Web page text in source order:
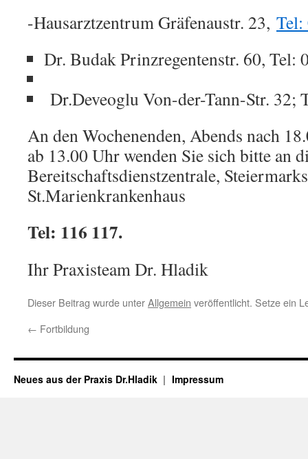
-Hausarztzentrum Gräfenaustr. 23, Tel:
Dr. Budak Prinzregentenstr. 60, Tel:
Dr.Deveoglu Von-der-Tann-Str. 32;
An den Wochenenden, Abends nach
ab 13.00 Uhr wenden Sie sich bitte an
Bereitschaftsdienstzentrale,
St.Marienkrankenhaus
Tel: 116 117.
Ihr Praxisteam Dr. Hladik
Dieser Beitrag wurde unterAllgemein veröffentlicht. Setze ein
← Fortbildung
Neues aus der Praxis Dr.Hladik Impressum